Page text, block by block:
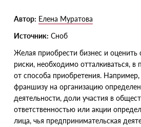
Автор: Елена Муратова
Источник: Сноб
Желая приобрести бизнес и оценить
риски, необходимо отталкиваться, в
от способа приобретения.
франшизу на организацию
деятельности, доли участия в
ответственностью или акции
лица, чья предпринимательская